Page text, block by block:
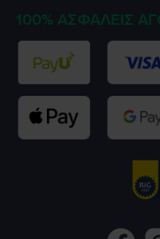
100% ΑΣΦΑΛΕΊΣ